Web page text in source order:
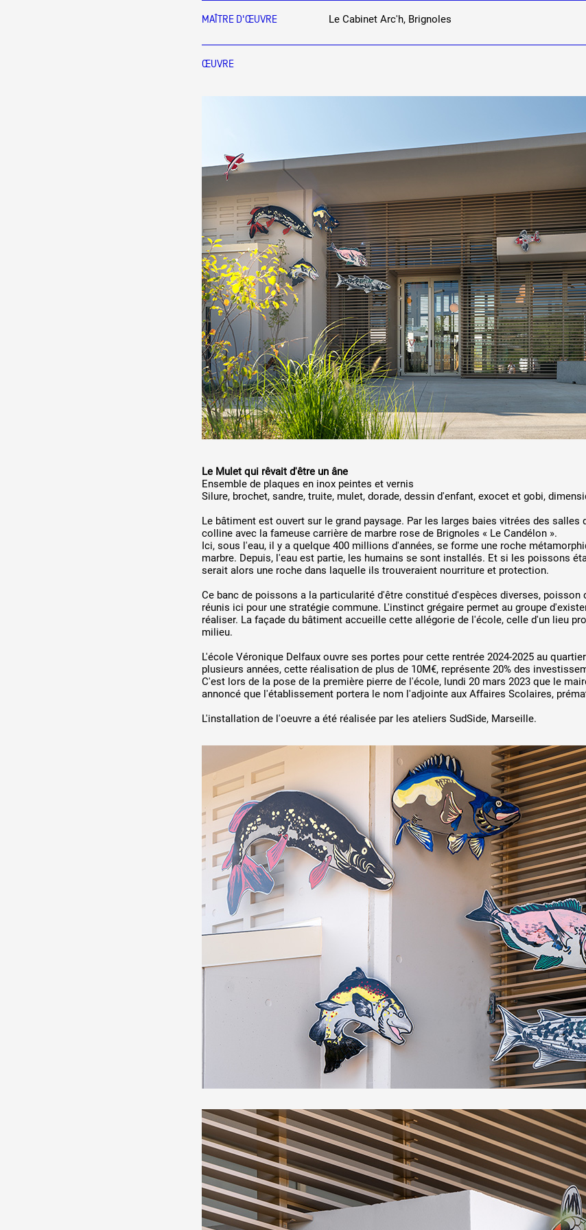
Production vidéoMAÎTRE D'ŒUVRE Le Cabinet Arc'h, Brignoles
ŒUVRE
Le Mulet qui rêvait d'être un âne
Ensemble de plaques en inox peintes et vernis
Silure, brochet, sandre, truite, mulet, dorade, dessin d'enfant, exocet et gobi,
Le bâtiment est ouvert sur le grand paysage. Par les larges baies vitrées des salles
colline avec la fameuse carrière de marbre rose de Brignoles « Le Candélon ».
Ici, sous l'eau, il y a quelque 400 millions d'années, se forme une roche
marbre. Depuis, l'eau est partie, les humains se sont installés. Et si les poissons
serait alors une roche dans laquelle ils trouveraient nourriture et protection.
Ce banc de poissons a la particularité d'être constitué d'espèces diverses, poisson
réunis ici pour une stratégie commune. L'instinct grégaire permet au groupe
réaliser. La façade du bâtiment accueille cette allégorie de l'école, celle d'un lieu
milieu.
L'école Véronique Delfaux ouvre ses portes pour cette rentrée 2024-2025 au
plusieurs années, cette réalisation de plus de 10M€, représente 20% des
C'est lors de la pose de la première pierre de l'école, lundi 20 mars 2023 que le
annoncé que l'établissement portera le nom l'adjointe aux Affaires Scolaires,
L'installation de l'oeuvre a été réalisée par les ateliers SudSide, Marseille.